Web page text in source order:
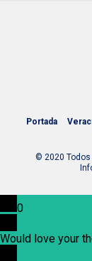
Portada
© 2020 Todos
0
Would love your